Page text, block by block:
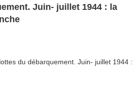
Juin- juillet 1944 : la